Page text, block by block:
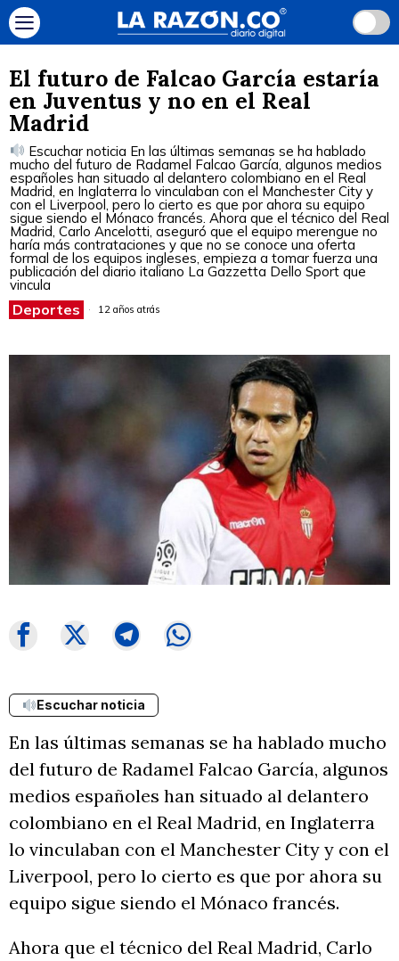
El futuro de Falcao García estaría
en Juventus y no en el Real
Madrid
Escuchar noticia En las últimas semanas se ha hablado
mucho del futuro de Radamel Falcao García, algunos medios
españoles han situado al delantero colombiano en el Real
Madrid, en Inglaterra lo vinculaban con el Manchester City y
con el Liverpool, pero lo cierto es que por ahora su equipo
sigue siendo el Mónaco francés. Ahora que el técnico del Real
Madrid, Carlo Ancelotti, aseguró que el equipo merengue no
haría más contrataciones y que no se conoce una oferta
formal de los equipos ingleses, empieza a tomar fuerza una
publicación del diario italiano La Gazzetta Dello Sport que
vincula
Deportes 12 años atrás
Escuchar noticia
En las últimas semanas se ha hablado mucho
del futuro de Radamel Falcao García, algunos
medios españoles han situado al delantero
colombiano en el Real Madrid, en Inglaterra
lo vinculaban con el Manchester City y con el
Liverpool, pero lo cierto es que por ahora su
equipo sigue siendo el Mónaco francés.
Ahora que el técnico del Real Madrid, Carlo